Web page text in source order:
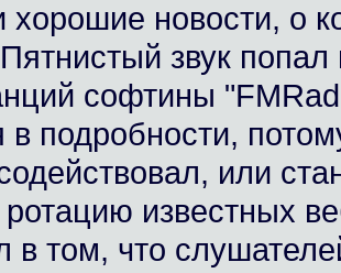
хорошие новости, о
звук попал
софтины
в подробности,
или
известных
в том, что